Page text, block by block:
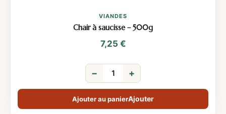
VIANDES
Chair à saucisse – 500g
7,25 €
− +
Ajouter au panier